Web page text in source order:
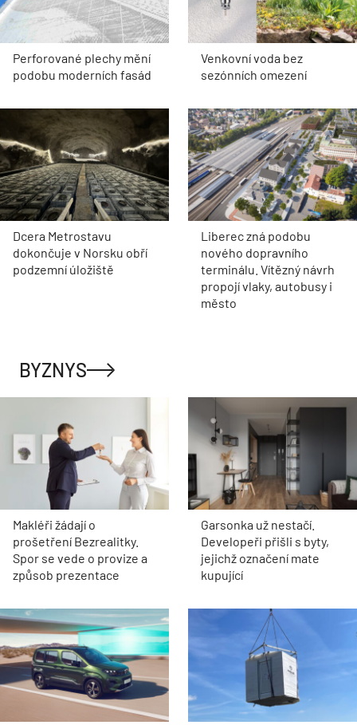
Perforované plechy mění
podobu moderních fasád
Venkovní voda bez
sezónních omezení
Dcera Metrostavu
dokončuje v Norsku obří
podzemní úložiště
Liberec zná podobu
nového dopravního
terminálu. Vítězný návrh
propojí vlaky, autobusy i
město
BYZNYS
Makléři žádají o
prošetření Bezrealitky.
Spor se vede o provize a
způsob prezentace
Garsonka už nestačí.
Developeři přišli s byty,
jejichž označení mate
kupující